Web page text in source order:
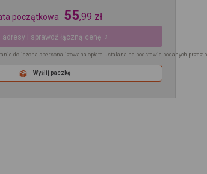
początkowa 55,99 zł
adresy i sprawdź łączną cenę
doliczona spersonalizowana opłata ustalana na podstawie podanych przez
Wyślij paczkę